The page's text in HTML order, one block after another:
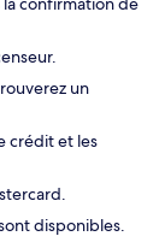
un
crédit et les
disponibles.